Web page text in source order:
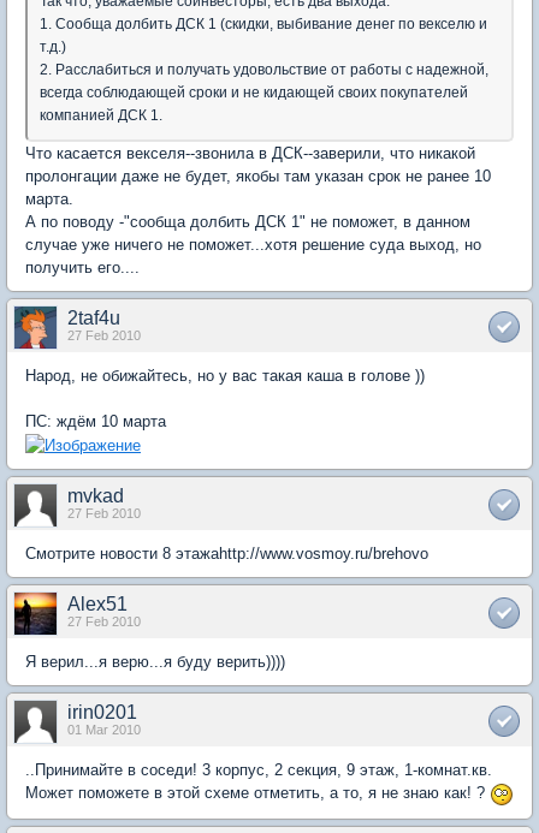
1. Сообща долбить ДСК 1 (скидки, выбивание денег по векселю и
т.д.)
2. Расслабиться и получать удовольствие от работы с надежной,
всегда соблюдающей сроки и не кидающей своих покупателей
компанией ДСК 1.
Что касается векселя--звонила в ДСК--заверили, что никакой
пролонгации даже не будет, якобы там указан срок не ранее 10
марта.
А по поводу -"сообща долбить ДСК 1" не поможет, в данном
случае уже ничего не поможет...хотя решение суда выход, но
получить его....
2taf4u
27 Feb 2010
Народ, не обижайтесь, но у вас такая каша в голове ))
ПС: ждём 10 марта
mvkad
27 Feb 2010
Смотрите новости 8 этажаhttp://www.vosmoy.ru/brehovo
Alex51
27 Feb 2010
Я верил...я верю...я буду верить))))
irin0201
01 Mar 2010
..Принимайте в соседи! 3 корпус, 2 секция, 9 этаж, 1-комнат.кв.
Может поможете в этой схеме отметить, а то, я не знаю как! ?